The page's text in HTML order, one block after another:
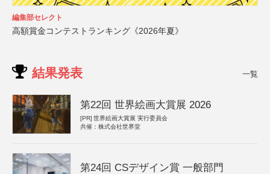
編集部セレクト
高額賞金コンテストランキング《2026年夏》
結果発表 一覧
第22回 世界絵画大賞展 2026
[PR] 世界絵画大賞展 実行委員会
共催：株式会社世界堂
第24回 CSデザイン賞 一般部門